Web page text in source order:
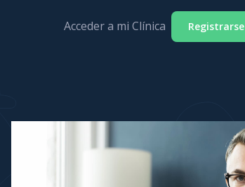
Acceder a mi Clínica Registrarse